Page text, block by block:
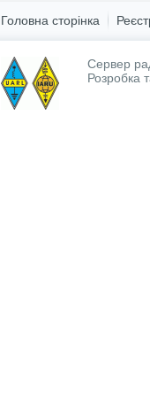
Головна сторінка
Сервер
Розробка